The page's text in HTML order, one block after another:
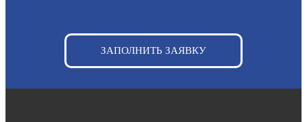
ЗАПОЛНИТЬ ЗАЯВКУ